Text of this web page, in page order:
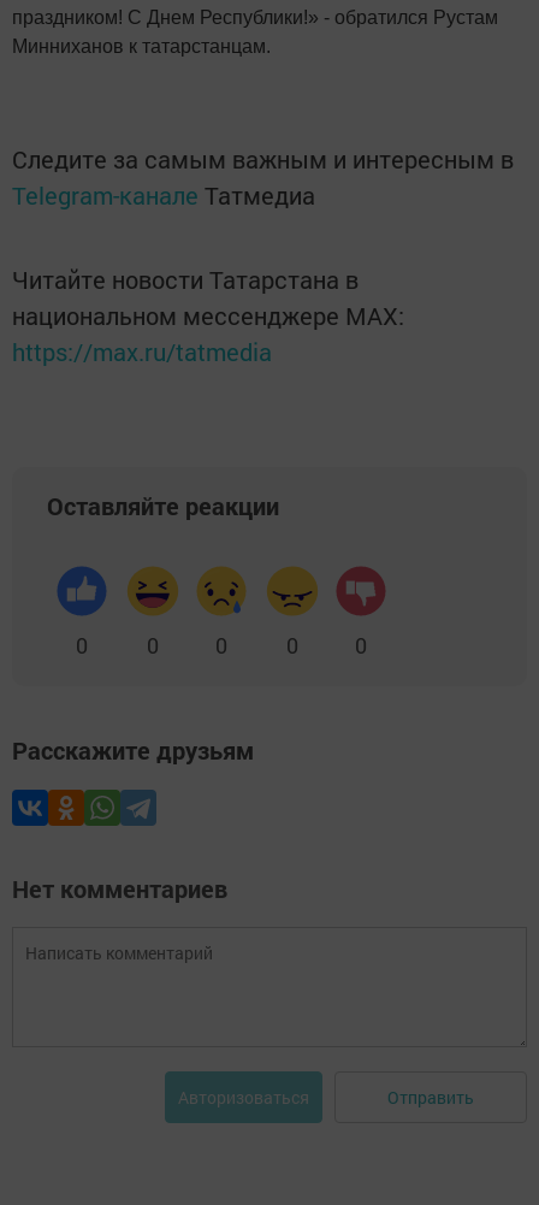
праздником! С Днем Республики!» - обратился Рустам
Минниханов к татарстанцам.
Следите за самым важным и интересным в
Telegram-канале Татмедиа
Читайте новости Татарстана в
национальном мессенджере MАХ:
https://max.ru/tatmedia
Оставляйте реакции
0 0 0 0 0
Расскажите друзьям
Нет комментариев
Авторизоваться Отправить